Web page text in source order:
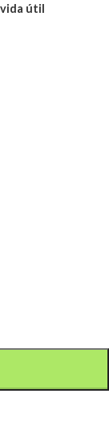
vida útil